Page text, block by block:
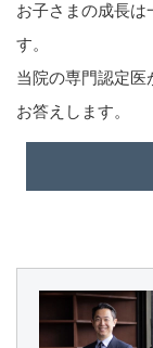
お子さまの成長は
す。
当院の専門認定医
お答えします。